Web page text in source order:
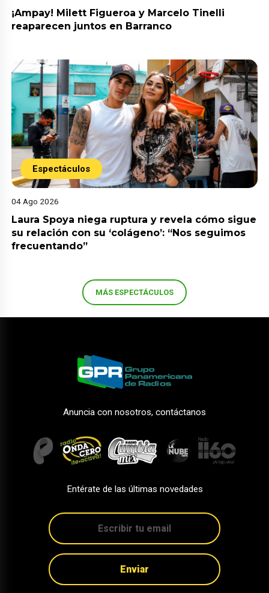
¡Ampay! Milett Figueroa y Marcelo Tinelli
reaparecen juntos en Barranco
Espectáculos
04 Ago 2026
Laura Spoya niega ruptura y revela cómo sigue
su relación con su ‘colágeno’: “Nos seguimos
frecuentando”
MÁS ESPECTÁCULOS
Anuncia con nosotros, contáctanos
Entérate de las últimas novedades
Enviar